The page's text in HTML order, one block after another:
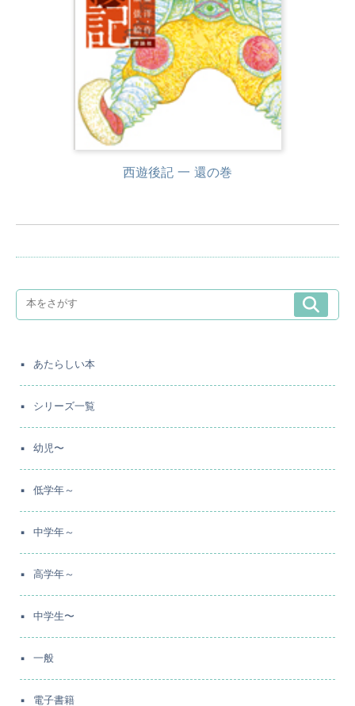
西遊後記 一 還の巻
あたらしい本
シリーズ一覧
幼児〜
低学年～
中学年～
高学年～
中学生〜
一般
電子書籍